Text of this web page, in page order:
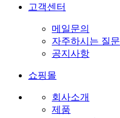
고객센터
메일문의
자주하시는 질문
공지사항
쇼핑몰
회사소개
제품